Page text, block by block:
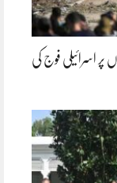
اسرائیلی فوج کی